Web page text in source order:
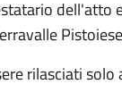
dell'atto
rilasciati